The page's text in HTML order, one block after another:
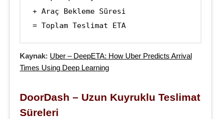
+ Araç Bekleme Süresi
= Toplam Teslimat ETA
Kaynak: Uber – DeepETA: How Uber Predicts Arrival
Times Using Deep Learning
DoorDash – Uzun Kuyruklu Teslimat
Süreleri